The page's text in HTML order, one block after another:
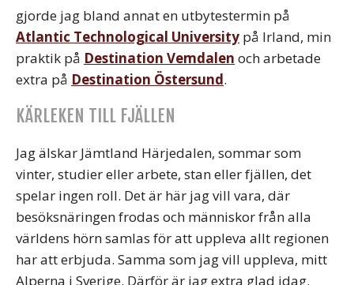
gjorde jag bland annat en utbytestermin på
Atlantic Technological University på Irland, min
praktik på Destination Vemdalen och arbetade
extra på Destination Östersund.
KÄRLEKEN TILL FJÄLLEN
Jag älskar Jämtland Härjedalen, sommar som
vinter, studier eller arbete, stan eller fjällen, det
spelar ingen roll. Det är här jag vill vara, där
besöksnäringen frodas och människor från alla
världens hörn samlas för att uppleva allt regionen
har att erbjuda. Samma som jag vill uppleva, mitt
Alperna i Sverige. Därför är jag extra glad idag.